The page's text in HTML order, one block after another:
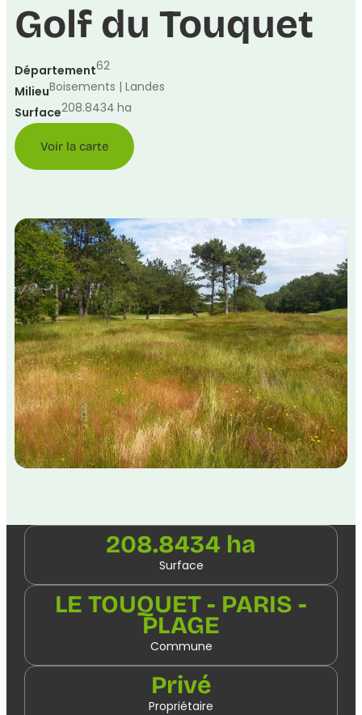
Golf du Touquet
Département62
MilieuBoisements | Landes
Surface208.8434 ha
Voir la carte
208.8434 ha
Surface
LE TOUQUET - PARIS -
PLAGE
Commune
Privé
Propriétaire